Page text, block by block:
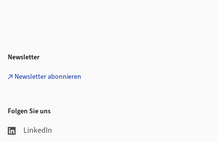
Newsletter
Newsletter abonnieren
Folgen Sie uns
LinkedIn